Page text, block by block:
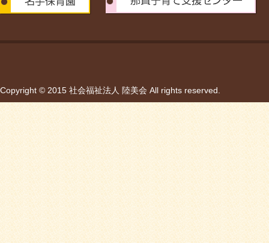
Copyright © 2015 社会福祉法人 陸美会 All rights reserved.